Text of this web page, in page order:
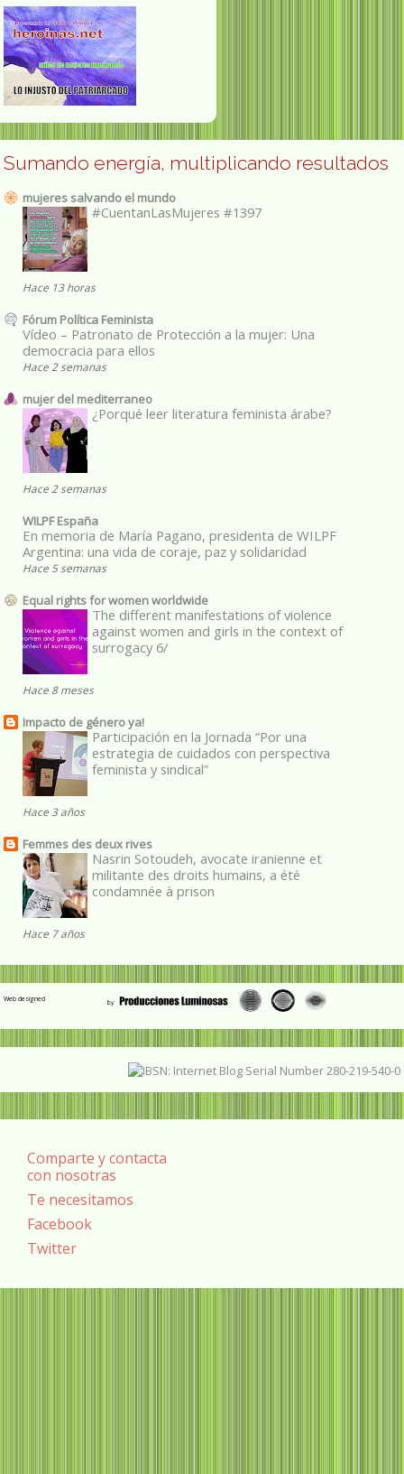
Sumando energía, multiplicando resultados
mujeres salvando el mundo
#CuentanLasMujeres #1397
Hace 13 horas
Fórum Política Feminista
Vídeo – Patronato de Protección a la mujer: Una
democracia para ellos
Hace 2 semanas
mujer del mediterraneo
¿Porqué leer literatura feminista árabe?
Hace 2 semanas
WILPF España
En memoria de María Pagano, presidenta de WILPF
Argentina: una vida de coraje, paz y solidaridad
Hace 5 semanas
Equal rights for women worldwide
The different manifestations of violence
against women and girls in the context of
surrogacy 6/
Hace 8 meses
Impacto de género ya!
Participación en la Jornada “Por una
estrategia de cuidados con perspectiva
feminista y sindical”
Hace 3 años
Femmes des deux rives
Nasrin Sotoudeh, avocate iranienne et
militante des droits humains, a été
condamnée à prison
Hace 7 años
Web designed
Comparte y contacta
con nosotras
Te necesitamos
Facebook
Twitter